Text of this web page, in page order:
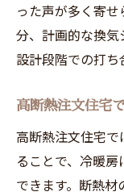
った声が多く寄
分、計画的な換気
設計段階での打ち
高断熱注文住宅
高断熱注文住宅
ることで、冷暖
できます。断熱